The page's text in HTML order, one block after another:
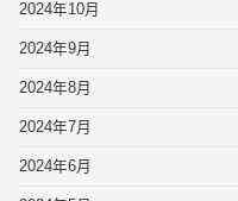
2024年10月
2024年9月
2024年8月
2024年7月
2024年6月